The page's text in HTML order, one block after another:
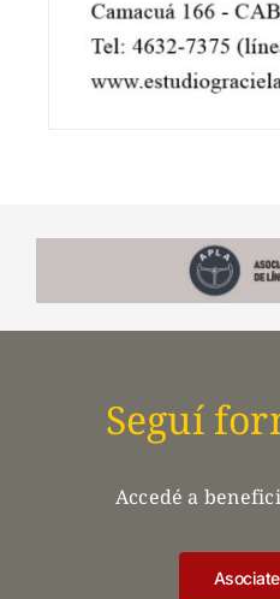
Seguí
Accedé a